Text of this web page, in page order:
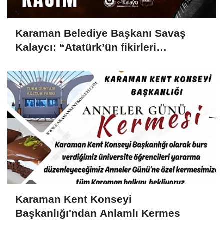
Karaman Belediye Başkanı Savaş
Kalaycı: “Atatürk’ün fikirleri
devam ediyor”
Karaman Kent Konseyi
Başkanlığı'ndan Anlamlı Kermes